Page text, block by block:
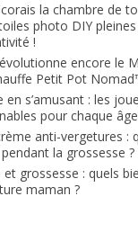
la chambre de
photo DIY pleines
!
encore le
Petit Pot
en s’amusant : les
pour chaque âge
anti-vergetures :
la grossesse ?
et grossesse : quels
maman ?